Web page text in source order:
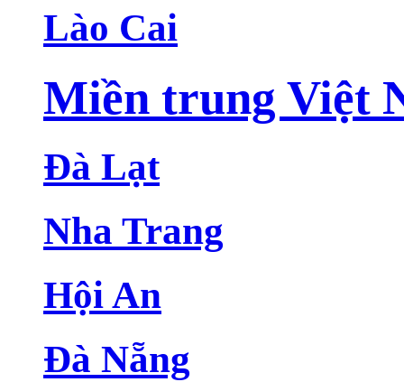
Lào Cai
Miền trung Việt
Đà Lạt
Nha Trang
Hội An
Đà Nẵng